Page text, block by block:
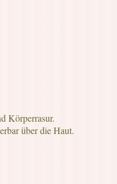
Körperrasur.
über die Haut.